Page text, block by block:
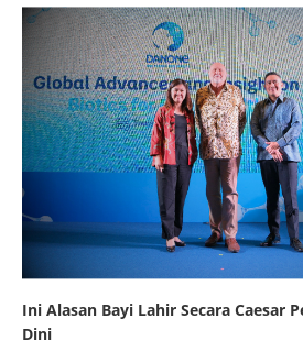
Ini Alasan Bayi Lahir Secara Caesar
Dini